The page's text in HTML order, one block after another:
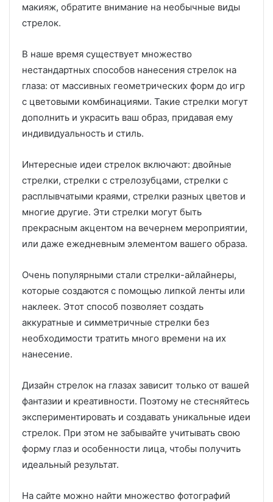
макияж, обратите внимание на необычные виды
стрелок.
В наше время существует множество
нестандартных способов нанесения стрелок на
глаза: от массивных геометрических форм до игр
с цветовыми комбинациями. Такие стрелки могут
дополнить и украсить ваш образ, придавая ему
индивидуальность и стиль.
Интересные идеи стрелок включают: двойные
стрелки, стрелки с стрелозубцами, стрелки с
расплывчатыми краями, стрелки разных цветов и
многие другие. Эти стрелки могут быть
прекрасным акцентом на вечернем мероприятии,
или даже ежедневным элементом вашего образа.
Очень популярными стали стрелки-айлайнеры,
которые создаются с помощью липкой ленты или
наклеек. Этот способ позволяет создать
аккуратные и симметричные стрелки без
необходимости тратить много времени на их
нанесение.
Дизайн стрелок на глазах зависит только от вашей
фантазии и креативности. Поэтому не стесняйтесь
экспериментировать и создавать уникальные идеи
стрелок. При этом не забывайте учитывать свою
форму глаз и особенности лица, чтобы получить
идеальный результат.
На сайте можно найти множество фотографий